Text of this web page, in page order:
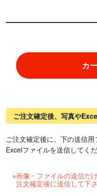
カ
ご注文確定後、写真や
ご注文確定後に、下の送信
Excelファイルを送信してくだ
画像・ファイルの送信だ
注文確定後に送信して下さ